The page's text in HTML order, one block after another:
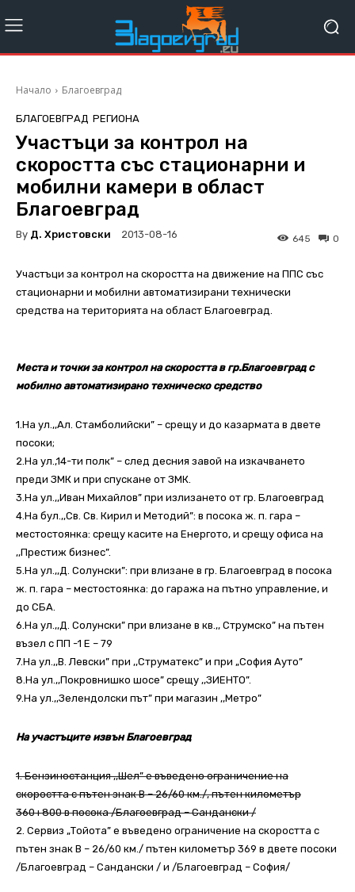
Начало Благоевград
БЛАГОЕВГРАД РЕГИОНА
Участъци за контрол на
скоростта със стационарни и
мобилни камери в област
Благоевград
By Д. Христовски 2013-08-16 0
645
Участъци за контрол на скоростта на движение на ППС със
стационарни и мобилни автоматизирани технически
средства на територията на област Благоевград.
Места и точки за контрол на скоростта в гр.Благоевград с
мобилно автоматизирано техническо средство
1.На ул.,,Ал. Стамболийски” – срещу и до казармата в двете
посоки;
2.На ул.,14-ти полк” – след десния завой на изкачването
преди ЗМК и при спускане от ЗМК.
3.На ул.,,Иван Михайлов” при излизането от гр. Благоевград
4.На бул.,,Св. Св. Кирил и Методий”: в посока ж. п. гара –
местостоянка: срещу касите на Енергото, и срещу офиса на
,,Престиж бизнес”.
5.На ул.,,Д. Солунски”: при влизане в гр. Благоевград в посока
ж. п. гара – местостоянка: до гаража на пътно управление, и
до СБА.
6.На ул.,,Д. Солунски” при влизане в кв.,, Струмско” на пътен
възел с ПП -1 Е – 79
7.На ул.,,В. Левски” при ,,Струматекс” и при „София Ауто”
8.На ул.,,Покровнишко шосе” срещу ,,ЗИЕНТО”.
9.На ул.,,Зелендолски път” при магазин ,,Метро”
На участъците извън Благоевград
1. Бензиностанция ,,Шел” е въведено ограничение на
скоростта с пътен знак В – 26/60 км./, пътен километър
360+800 в посока /Благоевград – Сандански /
2. Сервиз „Тойота” е въведено ограничение на скоростта с
пътен знак В – 26/60 км./ пътен километър 369 в двете посоки
/Благоевград – Сандански / и /Благоевград – София/